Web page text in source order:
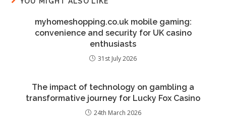
myhomeshopping.co.uk mobile gaming:
convenience and security for UK casino
enthusiasts
31st July 2026
The impact of technology on gambling a
transformative journey for Lucky Fox Casino
24th March 2026